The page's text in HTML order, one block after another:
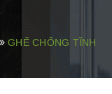
GHẾ CHỐNG TĨNH